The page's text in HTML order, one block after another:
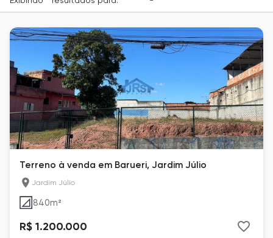
Terreno à venda em Barueri, Jardim Júlio
Jardim Júlio
840m²
R$ 1.200.000